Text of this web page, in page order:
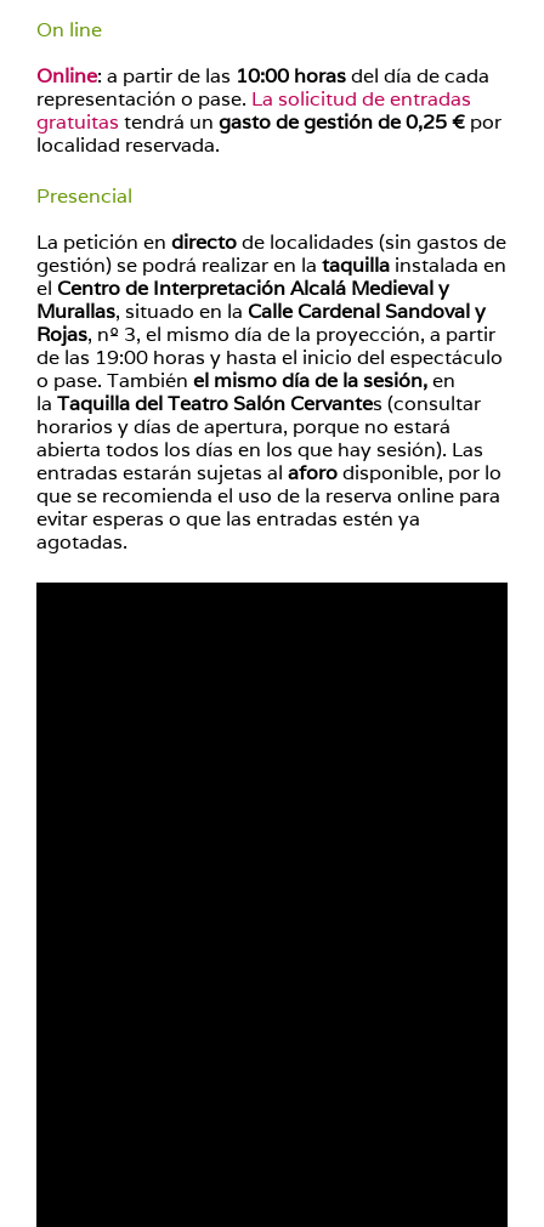
On line
Online: a partir de las 10:00 horasdel día de cada
representación o pase. La solicitud de entradas
gratuitas tendrá un gasto de gestión de 0,25 € por
localidad reservada.
Presencial
La petición en directode localidades (sin gastos de
gestión) se podrá realizar en la taquilla instalada en
el Centro de Interpretación Alcalá Medieval y
Murallas, situado en la Calle Cardenal Sandoval y
Rojas, nº 3, el mismo día de la proyección, a partir
de las 19:00 horas y hasta el inicio del espectáculo
o pase. También el mismo día de la sesión,en
la Taquilla del Teatro Salón Cervantes (consultar
horarios y días de apertura, porque no estará
abierta todos los días en los que hay sesión). Las
entradas estarán sujetas al aforodisponible, por lo
que se recomienda el uso de la reserva online para
evitar esperas o que las entradas estén ya
agotadas.